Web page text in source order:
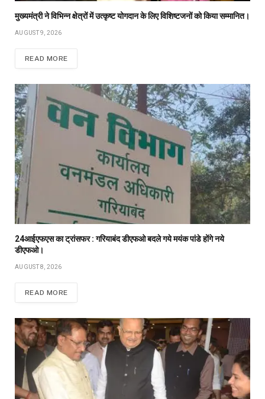
मुख्यमंत्री ने विभिन्न क्षेत्रों में उत्कृष्ट योगदान के लिए विशिष्टजनों को किया सम्मानित।
AUGUST 9, 2026
READ MORE
24आईएफएस का ट्रांसफर : गरियाबंद डीएफओ बदले गये मयंक पांडे होंगे नये
डीएफओ।
AUGUST 8, 2026
READ MORE